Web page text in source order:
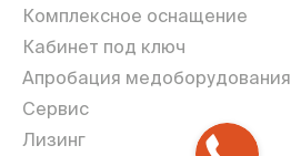
Комплексное оснащение
Кабинет под ключ
Апробация медоборудования
Сервис
Лизинг